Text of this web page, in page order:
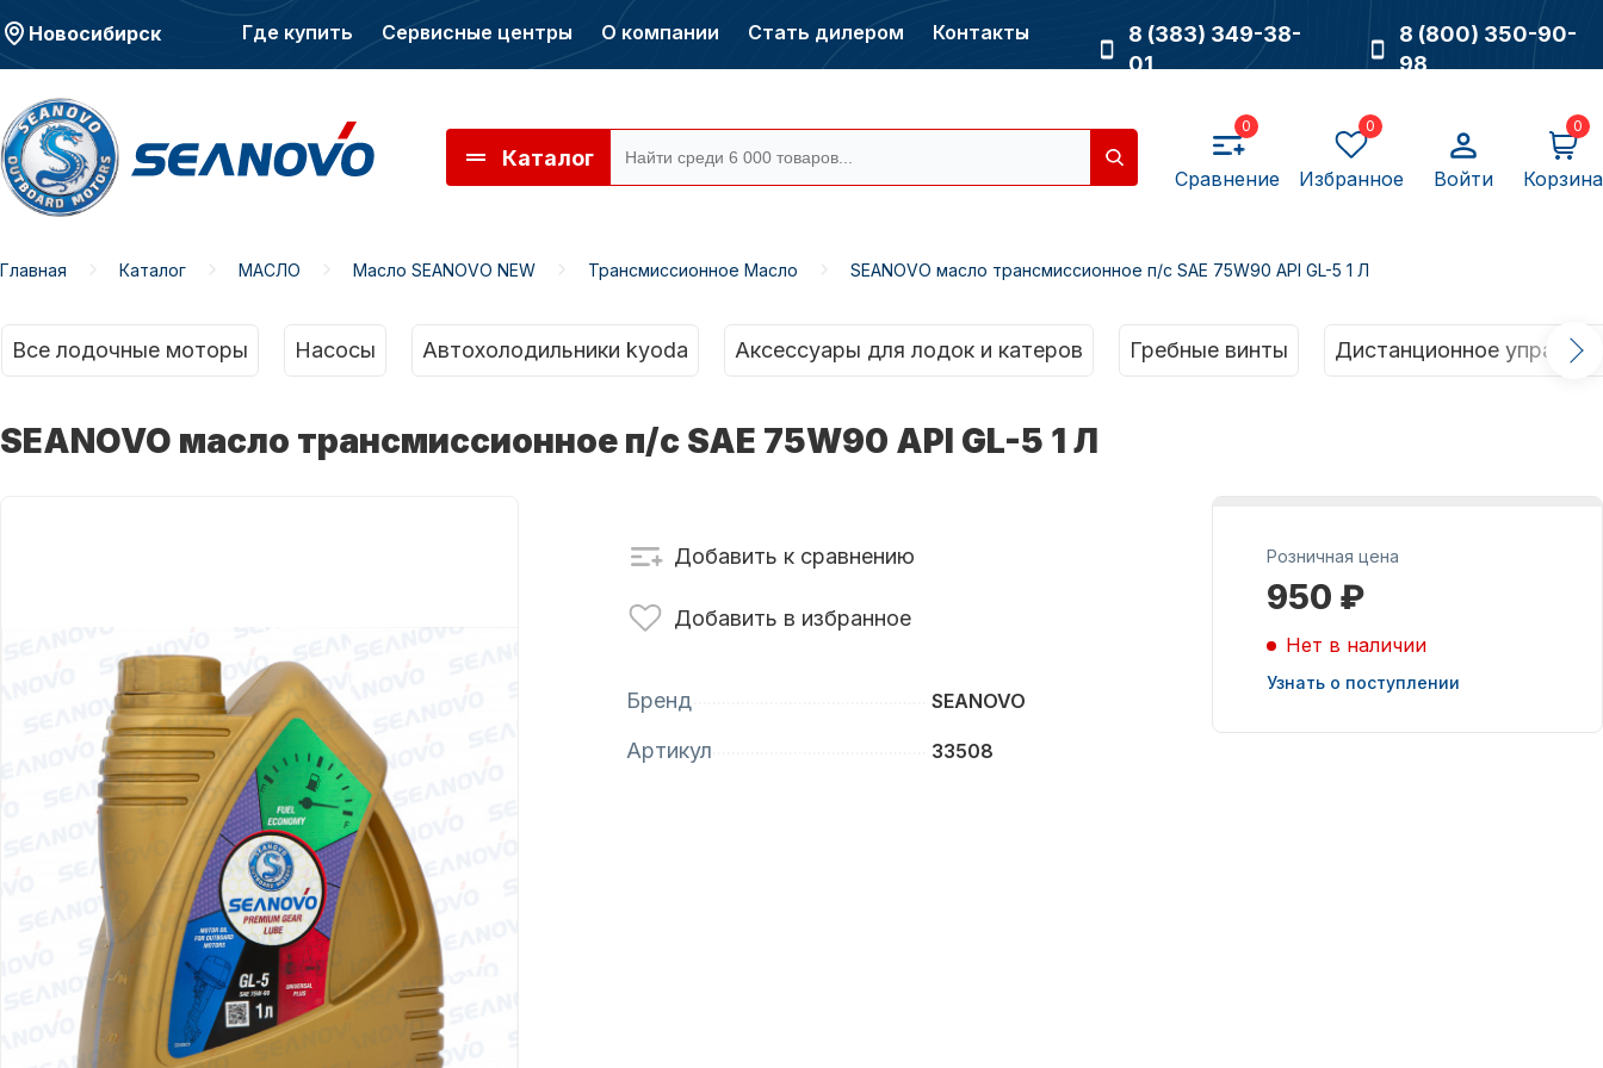
Новосибирск Где купить Сервисные центры О компании Стать дилером Контакты
8 (383) 349-38-
01
8 (800) 350-90-
98
Каталог
0
Сравнение
0
Избранное Войти
0
Корзина
Запчасти для ПЛМ
Масла для лодочных
моторов
Автохолодильник
KYODA
Главная Каталог МАСЛО Масло SEANOVO NEW Трансмиссионное Масло SEANOVO масло трансмиссионное п/с SAE 75W90 API GL-5 1 Л
Все лодочные моторы Насосы Автохолодильники kyoda Аксессуары для лодок и катеров Гребные винты Дистанционное
SEANOVO масло трансмиссионное п/с SAE 75W90 API GL-5 1 Л
Добавить к сравнению
Добавить в избранное
Бренд SEANOVO
Артикул 33508
Розничная цена
950 ₽
Нет в наличии
Узнать о поступлении